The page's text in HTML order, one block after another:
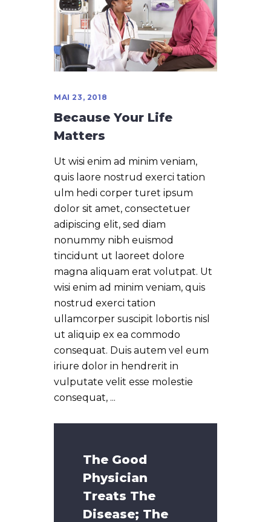
MAI 23, 2018
Because Your Life
Matters
Ut wisi enim ad minim veniam,
quis laore nostrud exerci tation
ulm hedi corper turet ipsum
dolor sit amet, consectetuer
adipiscing elit, sed diam
nonummy nibh euismod
tincidunt ut laoreet dolore
magna aliquam erat volutpat. Ut
wisi enim ad minim veniam, quis
nostrud exerci tation
ullamcorper suscipit lobortis nisl
ut aliquip ex ea commodo
consequat. Duis autem vel eum
iriure dolor in hendrerit in
vulputate velit esse molestie
consequat,
The Good
Physician
Treats The
Disease; The